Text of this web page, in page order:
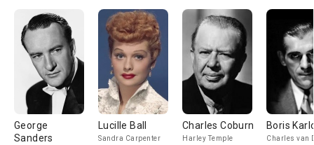
George
Sanders
Lucille Ball
Sandra Carpenter
Charles Coburn
Harley Temple
Boris
Charles van